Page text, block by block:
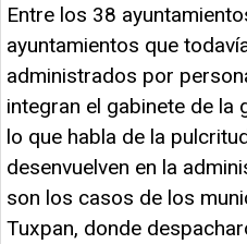
Entre los 38
ayuntamientos que
administrados por
integran el gabinete de la
lo que habla de la
desenvuelven en la
son los casos de los
Tuxpan, donde